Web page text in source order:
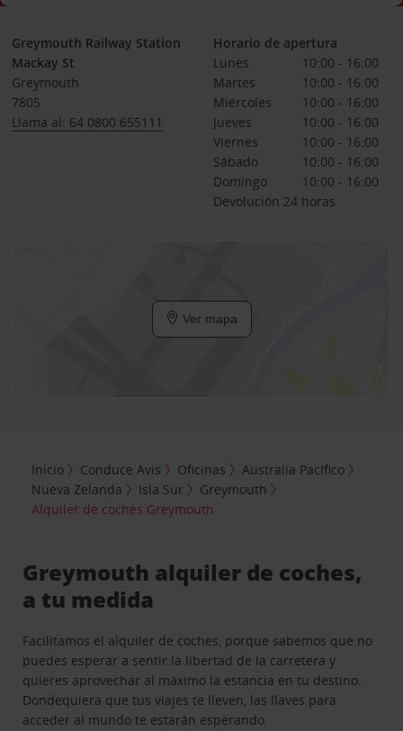
Greymouth Railway Station
Mackay St
Greymouth
7805
Llama al: 64 0800 655111
Horario de apertura
Lunes
10:00 - 16:00
Martes
10:00 - 16:00
Miércoles
10:00 - 16:00
Jueves
10:00 - 16:00
Viernes
10:00 - 16:00
Sábado
10:00 - 16:00
Domingo
10:00 - 16:00
Devolución 24 horas
Ver mapa
Inicio Conduce Avis Oficinas
Australia Pacífico
Nueva Zelanda
Isla Sur
Greymouth
Alquiler de coches Greymouth
Greymouth alquiler de coches,
a tu medida
Facilitamos el alquiler de coches, porque sabemos que no
puedes esperar a sentir la libertad de la carretera y
quieres aprovechar al máximo la estancia en tu destino.
Dondequiera que tus viajes te lleven, las llaves para
acceder al mundo te estarán esperando.